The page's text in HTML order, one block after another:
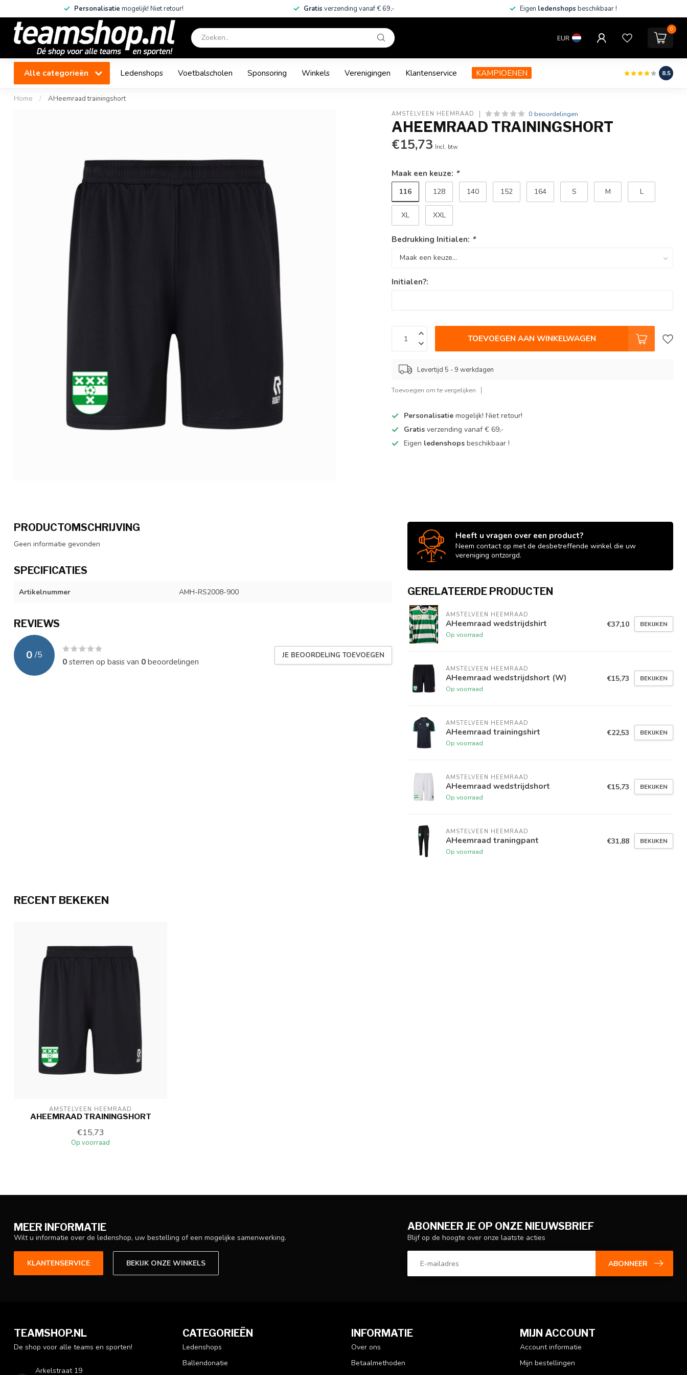
Personalisatie mogelijk! Niet retour! Gratis verzending vanaf € 69,- Eigen ledenshops beschikbaar !
EUR
0
Alle categorieën Ledenshops Voetbalscholen Sponsoring Winkels Verenigingen Klantenservice KAMPIOENEN 8.5
Home / AHeemraad trainingshort
AMSTELVEEN HEEMRAAD 0 beoordelingen
AHEEMRAAD TRAININGSHORT
€15,73 Incl. btw
Maak een keuze: *
116 128 140 152 164 S M L
XL XXL
Bedrukking Initialen: *
Initialen?:
TOEVOEGEN AAN WINKELWAGEN
Levertijd 5 - 9 werkdagen
Toevoegen om te vergelijken
Personalisatie mogelijk! Niet retour!
Gratisverzending vanaf € 69,-
Eigen ledenshopsbeschikbaar !
PRODUCTOMSCHRIJVING
Geen informatie gevonden
SPECIFICATIES
Artikelnummer AMH-RS2008-900
REVIEWS
0 /5
0sterren op basis van 0beoordelingen
JE BEOORDELING TOEVOEGEN
Heeft u vragen over een product?
Neem contact op met de desbetreffende winkel die uw
vereniging ontzorgd.
GERELATEERDE PRODUCTEN
AMSTELVEEN HEEMRAAD
AHeemraad wedstrijdshirt
Op voorraad
€37,10 BEKIJKEN
AMSTELVEEN HEEMRAAD
AHeemraad wedstrijdshort (W)
Op voorraad
€15,73 BEKIJKEN
AMSTELVEEN HEEMRAAD
AHeemraad trainingshirt
Op voorraad
€22,53 BEKIJKEN
AMSTELVEEN HEEMRAAD
AHeemraad wedstrijdshort
Op voorraad
€15,73 BEKIJKEN
AMSTELVEEN HEEMRAAD
AHeemraad traningpant
Op voorraad
€31,88 BEKIJKEN
RECENT BEKEKEN
AMSTELVEEN HEEMRAAD
AHEEMRAAD TRAININGSHORT
€15,73
Op voorraad
MEER INFORMATIE
Wilt u informatie over de ledenshop, uw bestelling of een mogelijke samenwerking.
KLANTENSERVICE BEKIJK ONZE WINKELS
ABONNEER JE OP ONZE NIEUWSBRIEF
Blijf op de hoogte over onze laatste acties
ABONNEER
TEAMSHOP.NL
De shop voor alle teams en sporten!
Arkelstraat 19
CATEGORIEËN
Ledenshops
Ballendonatie
INFORMATIE
Over ons
Betaalmethoden
MIJN ACCOUNT
Account informatie
Mijn bestellingen